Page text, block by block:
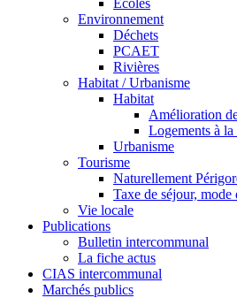
Ecoles
Environnement
Déchets
PCAET
Rivières
Habitat / Urbanisme
Habitat
Amélioration
Logements à
Urbanisme
Tourisme
Naturellement
Taxe de séjour, mode
Vie locale
Publications
Bulletin intercommunal
La fiche actus
CIAS intercommunal
Marchés publics